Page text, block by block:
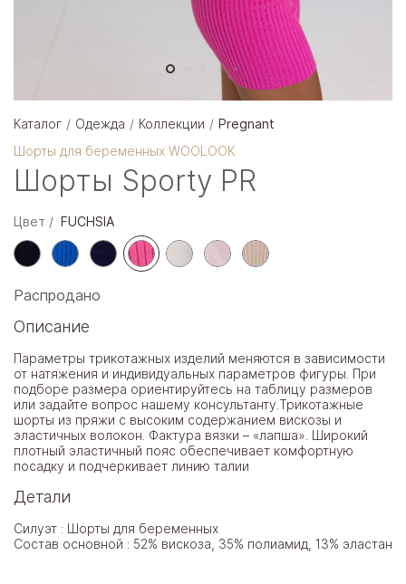
Каталог Одежда Коллекции
Pregnant
Шорты для беременных WOOLOOK
Шорты Sporty PR
Цвет FUCHSIA
Распродано
Описание
Параметры трикотажных изделий меняются в зависимости
от натяжения и индивидуальных параметров фигуры. При
подборе размера ориентируйтесь на таблицу размеров
или задайте вопрос нашему консультанту.Трикотажные
шорты из пряжи с высоким содержанием вискозы и
эластичных волокон. Фактура вязки – «лапша». Широкий
плотный эластичный пояс обеспечивает комфортную
посадку и подчеркивает линию талии
Детали
Силуэт : Шорты для беременных
Состав основной : 52% вискоза, 35% полиамид, 13% эластан